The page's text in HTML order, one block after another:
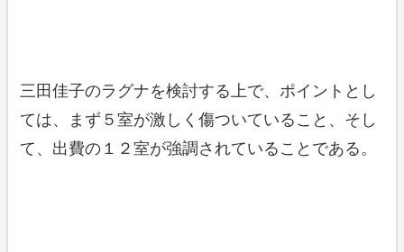
三田佳子のラグナを検討する上で、ポイントとし
ては、まず５室が激しく傷ついていること、そし
て、出費の１２室が強調されていることである。